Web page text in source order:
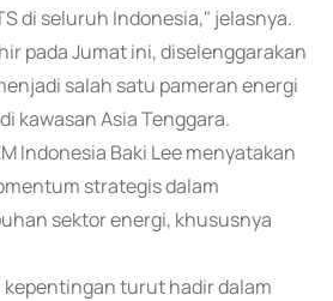
di seluruh Indonesia," jelasnya.
pada Jumat ini, diselenggarakan
salah satu pameran energi
kawasan Asia Tenggara.
Indonesia Baki Lee menyatakan
strategis dalam
sektor energi, khususnya
turut hadir dalam